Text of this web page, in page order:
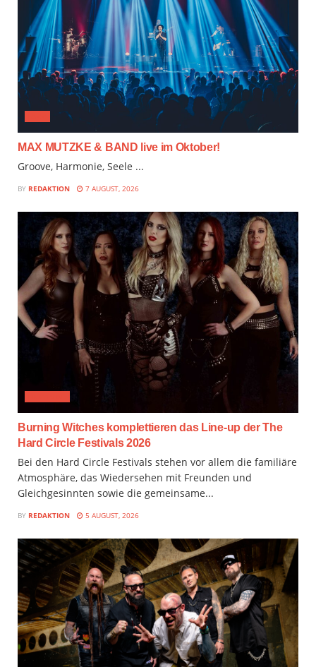
MAX MUTZKE & BAND live im Oktober!
Groove, Harmonie, Seele ...
BY REDAKTION 7 AUGUST, 2026
Burning Witches komplettieren das Line-up der The
Hard Circle Festivals 2026
Bei den Hard Circle Festivals stehen vor allem die familiäre
Atmosphäre, das Wiedersehen mit Freunden und
Gleichgesinnten sowie die gemeinsame...
BY REDAKTION 5 AUGUST, 2026